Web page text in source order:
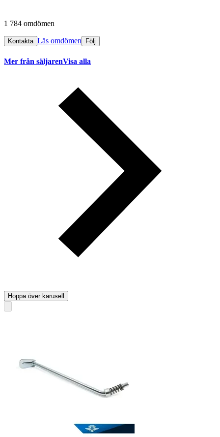
1 784 omdömen
Kontakta Läs omdömen Följ
Mer från säljarenVisa alla
Hoppa över karusell